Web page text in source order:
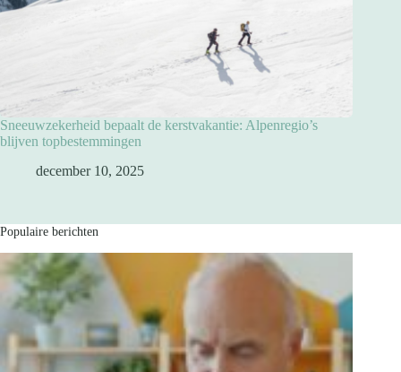
Sneeuwzekerheid bepaalt de kerstvakantie: Alpenregio’s
blijven topbestemmingen
december 10, 2025
Populaire berichten